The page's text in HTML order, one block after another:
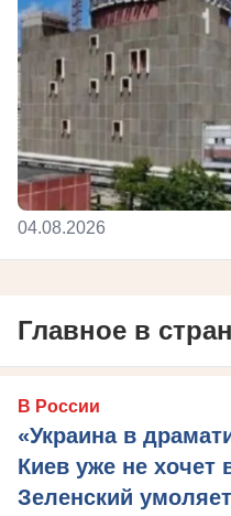
04.08.2026
Главное в
В России
«Украина в
Киев уже не хочет
Зеленский